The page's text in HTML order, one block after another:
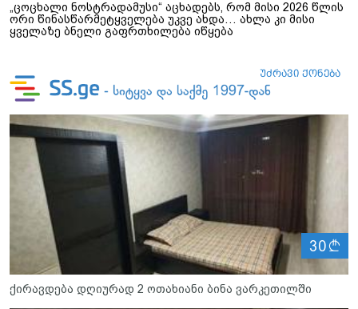
„ცოცხალი ნოსტრადამუსი“ აცხადებს, რომ მისი 2026 წლის
ორი წინასწარმეტყველება უკვე ახდა… ახლა კი მისი
ყველაზე ბნელი გაფრთხილება იწყება
30
ქირავდება დღიურად 2 ოთახიანი ბინა ვარკეთილში